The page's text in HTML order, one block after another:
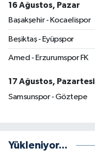
16 Ağustos, Pazar
Başakşehir - Kocaelispor
Beşiktaş - Eyüpspor
Amed - Erzurumspor FK
17 Ağustos, Pazartesi
Samsunspor - Göztepe
Yükleniyor...